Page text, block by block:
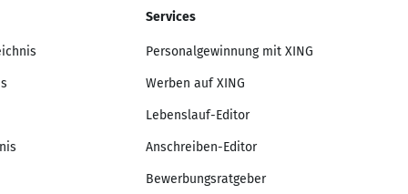
Services
Personalgewinnung mit XING
Werben auf XING
Lebenslauf-Editor
Anschreiben-Editor
Bewerbungsratgeber